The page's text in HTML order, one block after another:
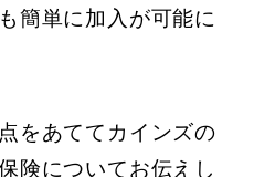
簡単に加入が可能に
をあててカインズの
険についてお伝えし